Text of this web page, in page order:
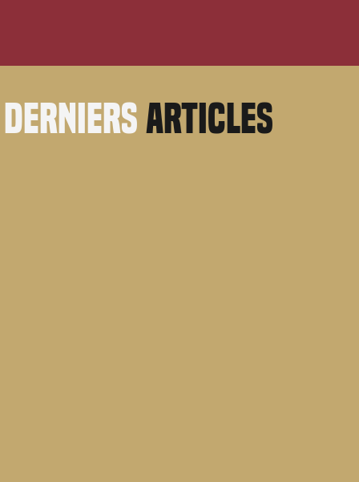
derniersarticles